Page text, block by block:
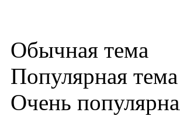
Обычная тема
Популярная
Очень